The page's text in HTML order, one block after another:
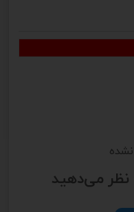
نظر می‌دهید